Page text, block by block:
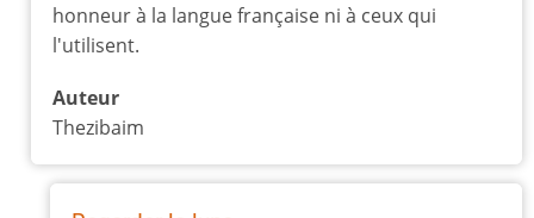
nous
parle
par
geronimo
honneur à la langue française ni à ceux qui
l'utilisent.
Auteur
Thezibaim